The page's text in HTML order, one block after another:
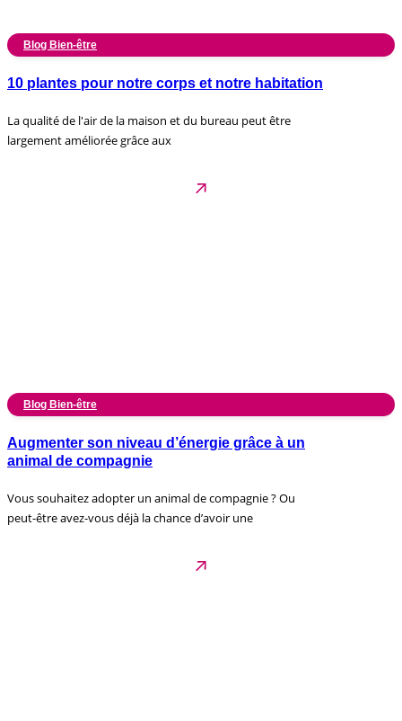
Blog Bien-être
10 plantes pour notre corps et notre habitation
La qualité de l'air de la maison et du bureau peut être
largement améliorée grâce aux
Blog Bien-être
Augmenter son niveau d’énergie grâce à un
animal de compagnie
Vous souhaitez adopter un animal de compagnie ? Ou
peut-être avez-vous déjà la chance d’avoir une